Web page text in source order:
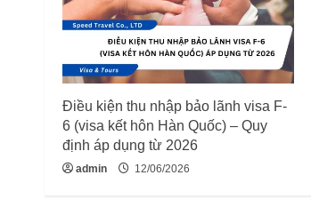
e
e
a
d
Điều kiện thu nhập bảo lãnh visa F-
6 (visa kết hôn Hàn Quốc) – Quy
định áp dụng từ 2026
admin 12/06/2026